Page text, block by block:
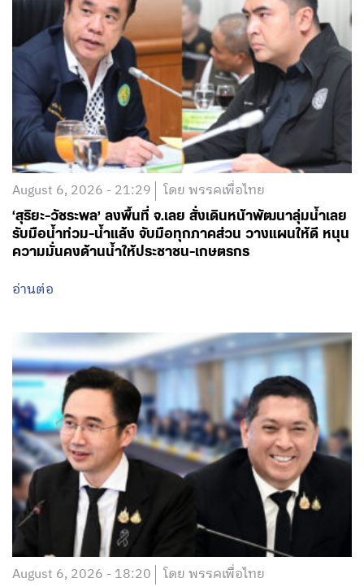
August 6, 2026 - 21:29 โดย พรรคเพื่อไทย
‘สุริยะ-วัชระพล’ ลงพื้นที่ จ.เลย สั่งเดินหน้าพัฒนาลุ่มน้ำเลย
รับมือน้ำท่วม-น้ำแล้ง จับมือทุกภาคส่วน วางแผนให้ดี หนุน
ความมั่นคงด้านน้ำให้ประชาชน-เกษตรกร
อ่านต่อ
August 6, 2026 - 18:20 โดย พรรคเพื่อไทย